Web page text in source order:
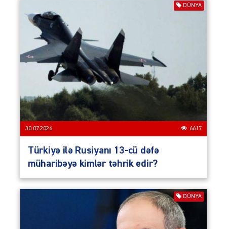
DÜNYA
30.07.2026 6617
Türkiyə ilə Rusiyanı 13-cü dəfə
müharibəyə kimlər təhrik edir?
DÜNYA